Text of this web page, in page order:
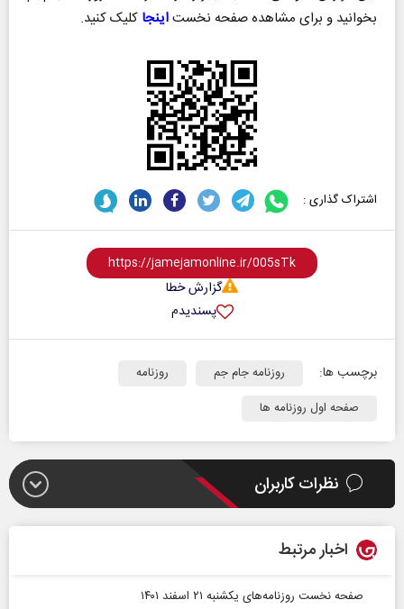
بخوانید و برای مشاهده صفحه نخستاینجا کلیک کنید.
اشتراک گذاری :
گزارش خطا
پسندیدم
برچسب ها: روزنامه جام جم
روزنامه
صفحه اول روزنامه ها
نظرات کاربران
اخبار مرتبط
صفحه نخست روزنامه‌های یکشنبه ۲۱ اسفند ۱۴۰۱